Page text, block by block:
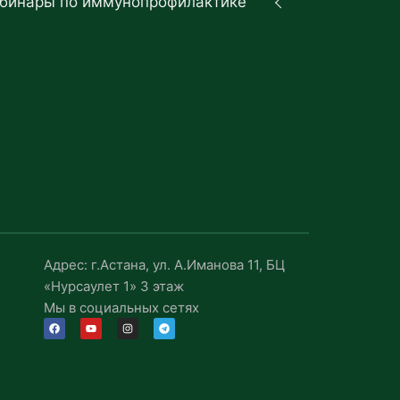
Адрес: г.Астана, ул. А.Иманова 11, БЦ
«Нурсаулет 1» 3 этаж
Мы в социальных сетях